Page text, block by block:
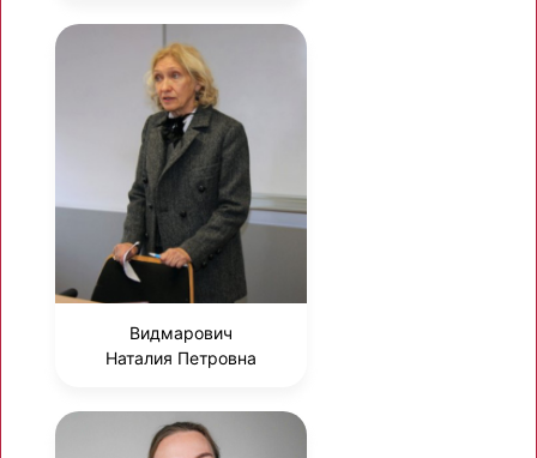
Видмарович
Наталия Петровна